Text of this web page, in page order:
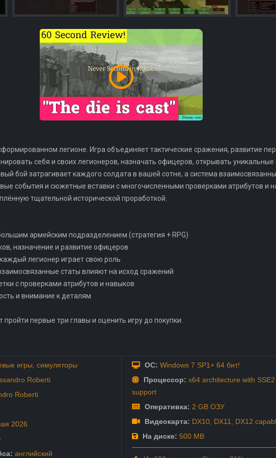
легионе. Игра объединяет тактические сражения, развитие
себя и своих легионеров, назначать офицеров, открывать уникальные
бой затрагивает каждого солдата в вашей сотне, а система
события и сюжетные вставки с многочисленными проверками атрибутов и
тщательной исторической проработкой.
армейским подразделением (стратегия + RPG)
назначение и развитие офицеров
легионер играет свою роль
статы влияют на исход сражений
с проверками атрибутов и навыков
и внимание к деталям
первые три главы и оценить игру до покупки.
игры, симуляторы
Roberti
Roberti
2026
английский
ОС: Windows 7 SP1+ 64 бит!
Процессор: x64 architecture with
support
Оперативка: 2 GB ОЗУ
Видеокарта: DX10, DX11, DX12
На диске: 500 MB